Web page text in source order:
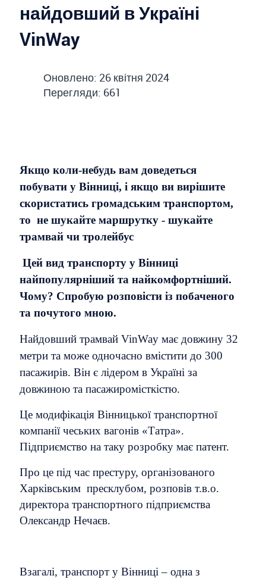
найдовший в Україні
VinWay
Оновлено: 26 квітня 2024
Перегляди: 661
Якщо коли-небудь вам доведеться
побувати у Вінниці, і якщо ви вирішите
скористатись громадським транспортом,
то не шукайте маршрутку - шукайте
трамвай чи тролейбус
Цей вид транспорту у Вінниці
найпопулярніший та найкомфортніший.
Чому? Спробую розповісти із побаченого
та почутого мною.
Найдовший трамвай VinWay має довжину 32
метри та може одночасно вмістити до 300
пасажирів. Він є лідером в Україні за
довжиною та пасажиромісткістю.
Це модифікація Вінницької транспортної
компанії чеських вагонів «Татра».
Підприємство на таку розробку має патент.
Про це під час престуру, організованого
Харківським пресклубом, розповів т.в.о.
директора транспортного підприємства
Олександр Нечаєв.
Взагалі, транспорт у Вінниці – одна з